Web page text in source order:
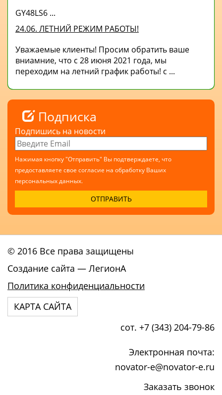
GY48LS6 ...
24.06. ЛЕТНИЙ РЕЖИМ РАБОТЫ!
Уважаемые клиенты! Просим обратить ваше
вниамние, что с 28 июня 2021 года, мы
переходим на летний график работы! с ...
Подписка
Подпишись на новости
Нажимая кнопку "Отправить" Вы подтверждаете, что
предоставляете свое согласие на обработку Ваших
персональных данных.
© 2016 Все права защищены
Создание сайта — ЛегионА
Политика конфиденциальности
КАРТА САЙТА
сот. +7 (343) 204-79-86
Электронная почта:
novator-e@novator-e.ru
Заказать звонок